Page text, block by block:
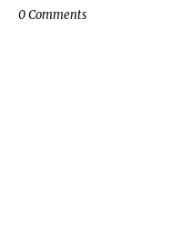
0 Comments